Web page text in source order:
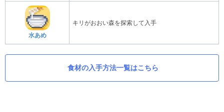
水あめ
キリがおおい森を探索して入手
食材の入手方法一覧はこちら